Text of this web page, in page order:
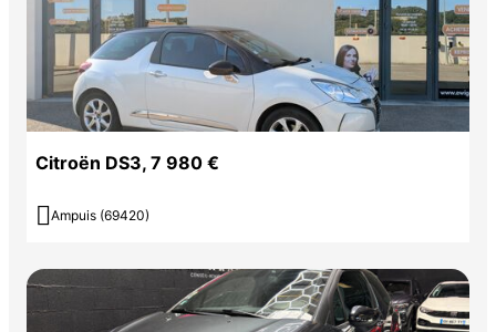
Citroën DS3, 7 980 €
 Ampuis (69420)